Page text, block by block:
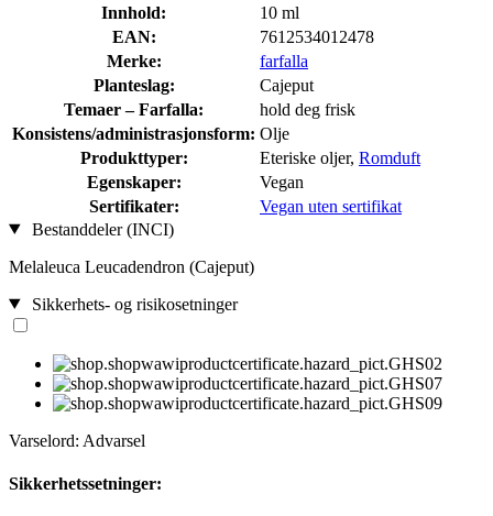
Innhold:
10 ml
EAN:
7612534012478
Merke:
farfalla
Planteslag:
Cajeput
Temaer – Farfalla:
hold deg frisk
Konsistens/administrasjonsform: Olje
Produkttyper:
Eteriske oljer, Romduft
Egenskaper:
Vegan
Sertifikater:
Vegan uten sertifikat
Bestanddeler (INCI)
Melaleuca Leucadendron (Cajeput)
Sikkerhets- og risikosetninger
Varselord: Advarsel
Sikkerhetssetninger: